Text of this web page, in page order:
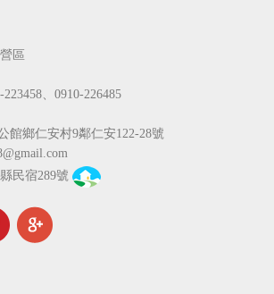
區
223458、 0910-226485
館鄉仁安村9鄰仁安122-28號
民宿289號